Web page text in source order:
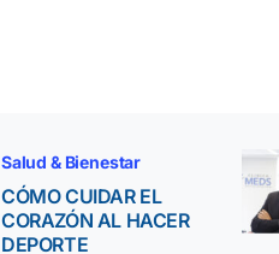
Salud & Bienestar
CÓMO CUIDAR EL
CORAZÓN AL HACER
DEPORTE